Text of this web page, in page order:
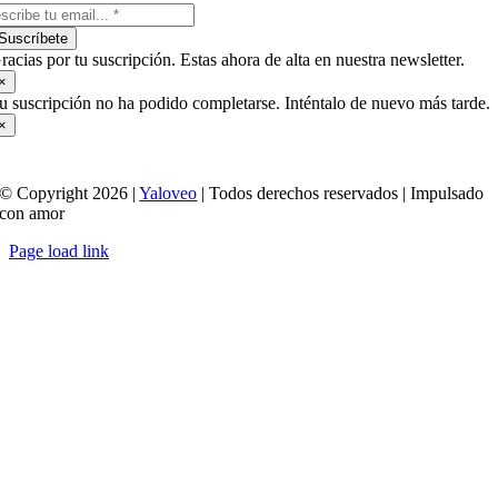
por tu suscripción. Estas ahora de alta en nuestra newsletter.
suscripción no ha podido completarse. Inténtalo de nuevo más tarde.
© Copyright 2026 |Yaloveo | Todos derechos reservados | Impulsado
con amor
Page load link